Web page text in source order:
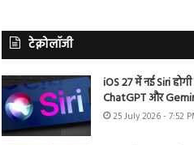
टेक्नोलॉजी
iOS 27 में नई Siri
ChatGPT और
25 July 2026 - 7:52